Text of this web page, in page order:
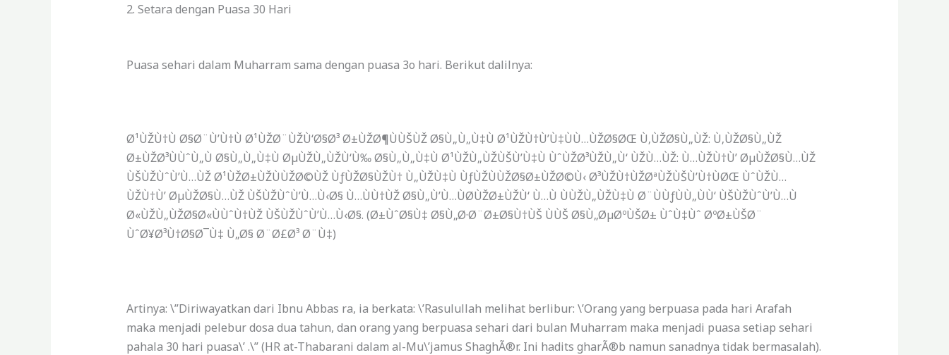
2. Setara dengan Puasa 30 Hari
Puasa sehari dalam Muharram sama dengan puasa 3o hari. Berikut dalilnya:
Ø¹ÙŽÙ†Ù Ø§Ø¨Ù’Ù†Ù Ø¹ÙŽØ¨ÙŽÙ‘Ø§Ø³ Ø±ÙŽØ¶ÙÙŠÙŽ Ø§Ù„Ù„Ù‡Ù Ø¹ÙŽÙ†Ù’Ù‡ÙÙ…ÙŽØ§ØŒ Ù‚ÙŽØ§Ù„ÙŽ: Ù‚ÙŽØ§Ù„ÙŽ
Ø±ÙŽØ³ÙÙˆÙ„Ù Ø§Ù„Ù„Ù‡Ù ØµÙŽÙ„ÙŽÙ‘Ù‰ Ø§Ù„Ù„Ù‡Ù Ø¹ÙŽÙ„ÙŽÙŠÙ’Ù‡Ù ÙˆÙŽØ³ÙŽÙ„Ù‘ ÙŽÙ…ÙŽ: Ù…ÙŽÙ†Ù’ ØµÙŽØ§Ù…ÙŽ
ÙŠÙŽÙˆÙ’Ù…ÙŽ Ø¹ÙŽØ±ÙŽÙÙŽØ©ÙŽ ÙƒÙŽØ§ÙŽÙ† Ù„ÙŽÙ‡Ù ÙƒÙŽÙÙŽØ§Ø±ÙŽØ©Ù‹ Ø³ÙŽÙ†ÙŽØªÙŽÙŠÙ’Ù†ÙØŒ ÙˆÙŽÙ…
ÙŽÙ†Ù’ ØµÙŽØ§Ù…ÙŽ ÙŠÙŽÙˆÙ’Ù…Ù‹Ø§ Ù…ÙÙ†ÙŽ Ø§Ù„Ù’Ù…ÙØ­ÙŽØ±ÙŽÙ‘ Ù…Ù ÙÙŽÙ„ÙŽÙ‡Ù Ø¨ÙÙƒÙÙ„ÙÙ‘ ÙŠÙŽÙˆÙ’Ù…Ù
Ø«ÙŽÙ„ÙŽØ§Ø«ÙÙˆÙ†ÙŽ ÙŠÙŽÙˆÙ’Ù…Ù‹Ø§. (Ø±ÙˆØ§Ù‡ Ø§Ù„Ø·Ø¨Ø±Ø§Ù†ÙŠ ÙÙŠ Ø§Ù„ØµØºÙŠØ± ÙˆÙ‡Ùˆ ØºØ±ÙŠØ¨
ÙˆØ¥Ø³Ù†Ø§Ø¯Ù‡ Ù„Ø§ Ø¨Ø£Ø³ Ø¨Ù‡)
Artinya: \”Diriwayatkan dari Ibnu Abbas ra, ia berkata: \’Rasulullah melihat berlibur: \’Orang yang berpuasa pada hari Arafah
maka menjadi pelebur dosa dua tahun, dan orang yang berpuasa sehari dari bulan Muharram maka menjadi puasa setiap sehari
pahala 30 hari puasa\’ .\”(HR at-Thabarani dalam al-Mu\’jamus ShaghÃ®r. Ini hadits gharÃ®b namun sanadnya tidak bermasalah).